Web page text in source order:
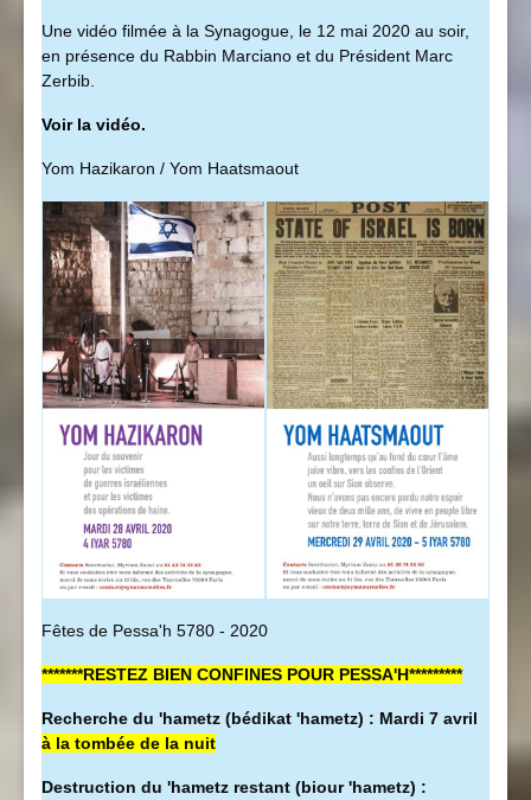
Une vidéo filmée à la Synagogue, le 12 mai 2020 au soir,
en présence du Rabbin Marciano et du Président Marc
Zerbib.
Voir la vidéo.
Yom Hazikaron / Yom Haatsmaout
Fêtes de Pessa'h 5780 - 2020
*******RESTEZ BIEN CONFINES POUR PESSA'H*********
Recherche du 'hametz (bédikat 'hametz) : Mardi 7 avril
à la tombée de la nuit
Destruction du 'hametz restant (biour 'hametz) :